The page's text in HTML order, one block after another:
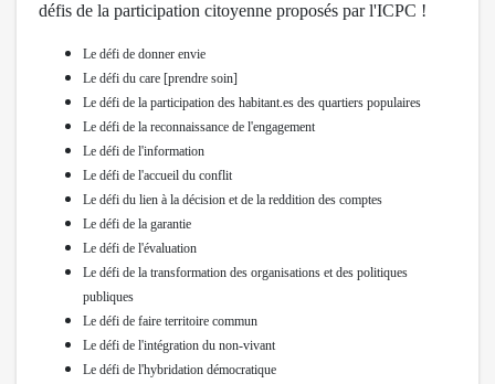
défis de la participation citoyenne proposés parl'ICPC !
Le défi de donner envie
Le défi du care [prendre soin]
Le défi de la participation des habitant.es des quartiers populaires
Le défi de la reconnaissance de l'engagement
Le défi de l'information
Le défi de l'accueil du conflit
Le défi du lien à la décision et de la reddition des comptes
Le défi de la garantie
Le défi de l'évaluation
Le défi de la transformation des organisations et des politiques
publiques
Le défi de faire territoire commun
Le défi de l'intégration du non-vivant
Le défi de l'hybridation démocratique